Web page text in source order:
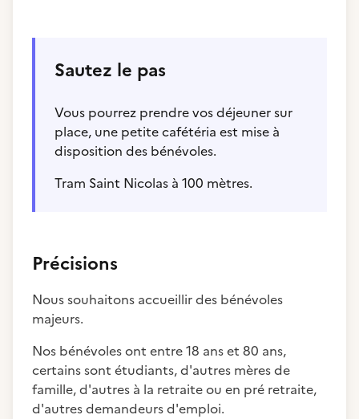
Sautez le pas
Vous pourrez prendre vos déjeuner sur
place, une petite cafétéria est mise à
disposition des bénévoles.
Tram Saint Nicolas à 100 mètres.
Précisions
Nous souhaitons accueillir des bénévoles
majeurs.
Nos bénévoles ont entre 18 ans et 80 ans,
certains sont étudiants, d'autres mères de
famille, d'autres à la retraite ou en pré retraite,
d'autres demandeurs d'emploi.